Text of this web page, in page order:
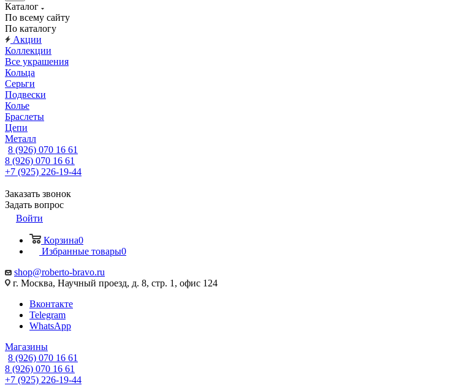
Каталог
По всему сайту
По каталогу
Акции
Коллекции
Все украшения
Кольца
Серьги
Подвески
Колье
Браслеты
Цепи
Металл
8 (926) 070 16 61
8 (926) 070 16 61
+7 (925) 226-19-44
Заказать звонок
Задать вопрос
Войти
Корзина0
Избранные товары0
shop@roberto-bravo.ru
г. Москва, Научный проезд, д. 8, стр. 1, офис 124
Вконтакте
Telegram
WhatsApp
Магазины
8 (926) 070 16 61
8 (926) 070 16 61
+7 (925) 226-19-44